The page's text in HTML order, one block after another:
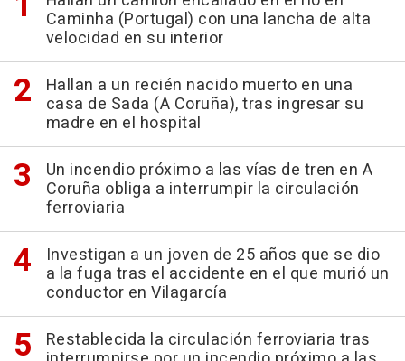
Caminha (Portugal) con una lancha de alta
velocidad en su interior
Hallan a un recién nacido muerto en una
casa de Sada (A Coruña), tras ingresar su
madre en el hospital
Un incendio próximo a las vías de tren en A
Coruña obliga a interrumpir la circulación
ferroviaria
Investigan a un joven de 25 años que se dio
a la fuga tras el accidente en el que murió un
conductor en Vilagarcía
Restablecida la circulación ferroviaria tras